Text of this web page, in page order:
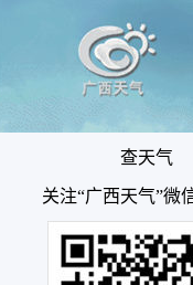
查天气
关注“广西天气”微